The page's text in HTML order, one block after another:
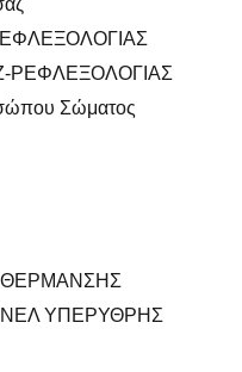
ΡΕΦΛΕΞΟΛΟΓΙΑΣ
Σώματος
ΥΠΕΡΥΘΡΗΣ